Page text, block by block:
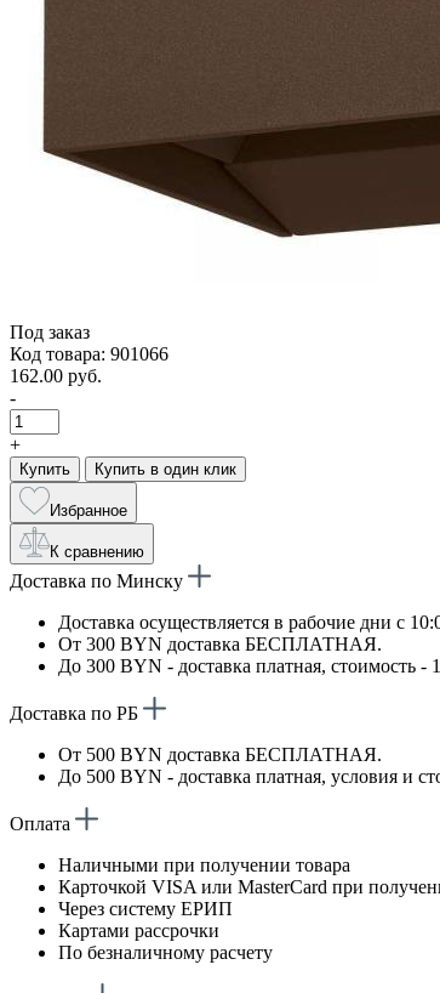
Под заказ
Код товара: 901066
162.00 руб.
-
+
Купить Купить в один клик
Избранное
К сравнению
Доставка по Минску
Доставка осуществляется в рабочие дни с
От 300 BYN доставка БЕСПЛАТНАЯ.
До 300 BYN - доставка платная, стоимость -
Доставка по РБ
От 500 BYN доставка БЕСПЛАТНАЯ.
До 500 BYN - доставка платная, условия и
Оплата
Наличными при получении товара
Карточкой VISA или MasterCard при
Через систему ЕРИП
Картами рассрочки
По безналичному расчету